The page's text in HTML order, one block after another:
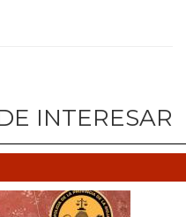
INTERESAR